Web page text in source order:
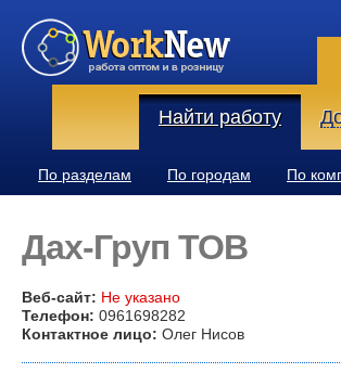
Найти работу
По разделам По городам По
Дах-Груп ТОВ
Веб-сайт: Не указано
Телефон: 0961698282
Контактное лицо: Олег Нисов